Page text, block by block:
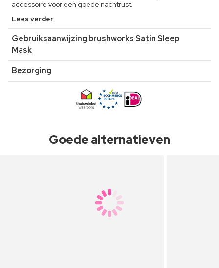
accessoire voor een goede nachtrust.
Lees verder
Gebruiksaanwijzing brushworks Satin Sleep
Mask
Bezorging
Goede alternatieven